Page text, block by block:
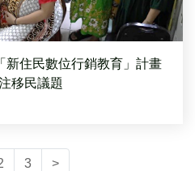
新住民數位行銷教育」計畫
移民議題
3 >